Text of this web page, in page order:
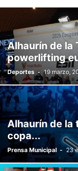
Alhaurín de la
powerlifting
Deportes - 19 marzo,
Alhaurín de la
copa...
Prensa Municipal - 23